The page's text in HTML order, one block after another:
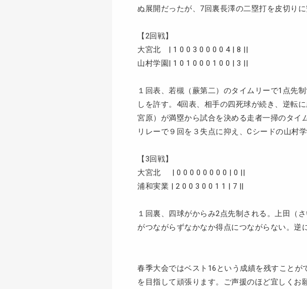
ぬ展開だったが、7回裏長澤の二塁打を皮切り
【2回戦】
大宮北 | 1 0 0 3 0 0 0 0 4 | 8 ||
山村学園| 1 0 1 0 0 0 1 0 0 | 3 ||
１回表、若槻（蕨第二）のタイムリーで1点先
しを許す。4回表、相手の四死球が続き、逆転
宮原）が満塁から試合を決める走者一掃のタ
リレーで９回を３失点に抑え、Cシードの山村学
【3回戦】
大宮北 | 0 0 0 0 0 0 0 0 | 0 ||
浦和実業 | 2 0 0 3 0 0 1 1 | 7 ||
１回裏、四球がからみ2点先制される。上田（
がつながらずなかなか得点につながらない。逆
春季大会ではベスト16という成績を残すこと
を目指して頑張ります。ご声援のほど宜しくお